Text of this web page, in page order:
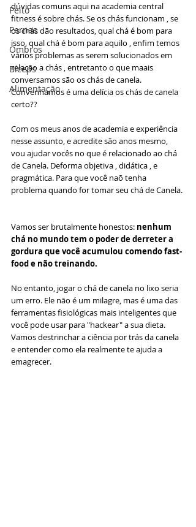
Peito
Pernas
Ombros
Bíceps
Alimentação
dúvidas comuns aqui na academia central
fitness é sobre chás. Se os chás funcionam , se
os chás dão resultados, qual chá é bom para
isso, qual chá é bom para aquilo , enfim temos
vários problemas as serem solucionados em
relação a chás , entretanto o que maais
conversamos são os chás de canela.
Convenhamos é uma delícia os chás de canela
certo??
Com os meus anos de academia e experiência
nesse assunto, e acredite são anos mesmo,
vou ajudar vocês no que é relacionado ao chá
de Canela. Deforma objetiva , didática , e
pragmática. Para que você naõ tenha
problema quando for tomar seu chá de Canela.
Vamos ser brutalmente honestos: nenhum
chá no mundo tem o poder de derreter a
gordura que você acumulou comendo fast-
food e não treinando.
No entanto, jogar o chá de canela no lixo seria
um erro. Ele não é um milagre, mas é uma das
ferramentas fisiológicas mais inteligentes que
você pode usar para "hackear" a sua dieta.
Vamos destrinchar a ciência por trás da canela
e entender como ela realmente te ajuda a
emagrecer.